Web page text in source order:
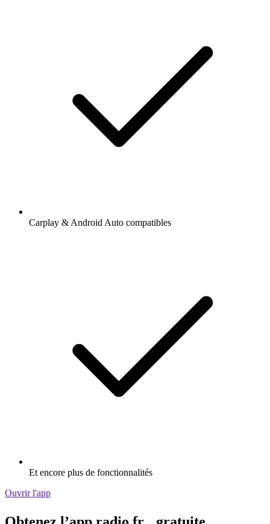
Carplay & Android Auto compatibles
Et encore plus de fonctionnalités
Ouvrir l'app